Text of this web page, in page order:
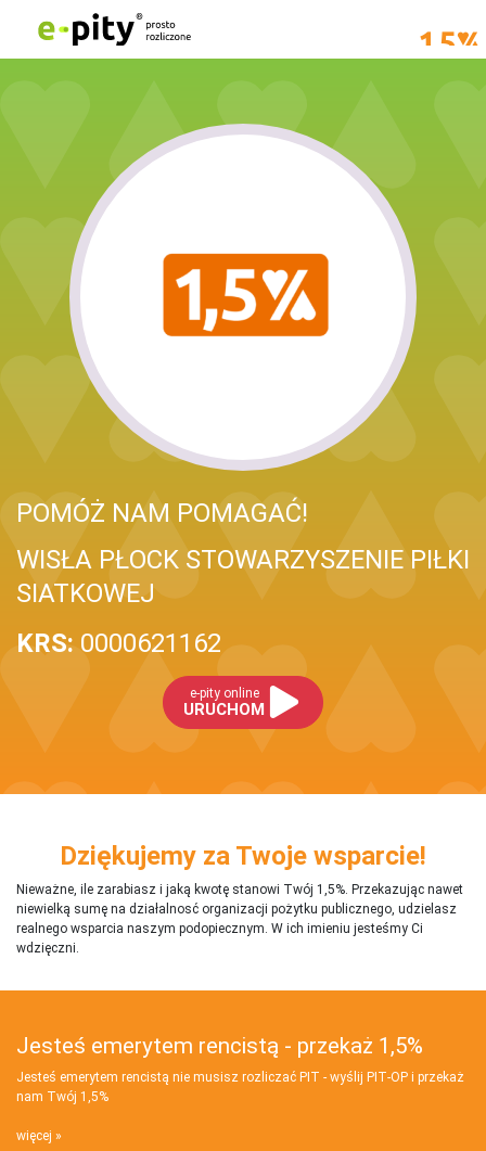
POMÓŻ NAM POMAGAĆ!
WISŁA PŁOCK STOWARZYSZENIE PIŁKI
SIATKOWEJ
KRS: 0000621162
e-pity online
URUCHOM
Dziękujemy za Twoje wsparcie!
Nieważne, ile zarabiasz i jaką kwotę stanowi Twój 1,5%. Przekazując nawet
niewielką sumę na działalnosć organizacji pożytku publicznego, udzielasz
realnego wsparcia naszym podopiecznym. W ich imieniu jesteśmy Ci
wdzięczni.
Jesteś emerytem rencistą - przekaż 1,5%
Jesteś emerytem rencistą nie musisz rozliczać PIT - wyślij PIT‑OP i przekaż
nam Twój 1,5%
więcej